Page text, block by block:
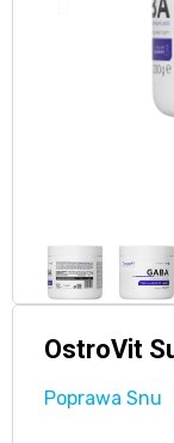
OstroVit
Poprawa Snu